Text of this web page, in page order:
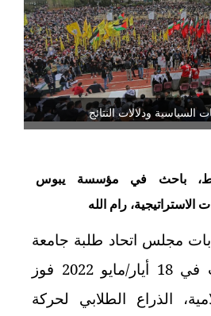
السياسية ودلالات النتائج
باحث في مؤسسة يبوس
رام الله
مجلس اتحاد طلبة جامعة
بيرزيت التي جرت في 18 أيار/مايو 2022 فوز
الذراع الطلابي لحركة